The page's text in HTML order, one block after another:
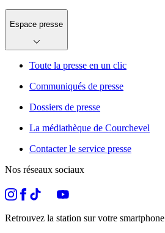
Espace presse
Toute la presse en un clic
Communiqués de presse
Dossiers de presse
La médiathèque de Courchevel
Contacter le service presse
Nos réseaux sociaux
Retrouvez la station sur votre smartphone